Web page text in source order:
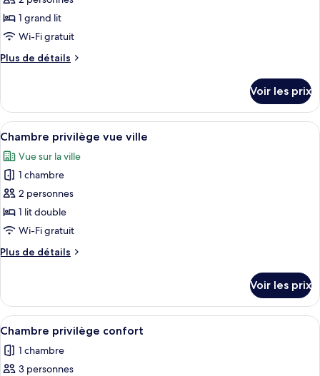
patio
pour
ce
type
de
Chambre
supérieure
vue
patio
1 grand lit
Wi-Fi gratuit
Plus de détails
Plus
le
type
de
Chambre
supérieure
patio
Voir les prix
Afficher
toutes
les
photos
pour
ce
type
chambre :
vue
ville
Une chambre d’hôtel avec un lit,
3
Chambre privilège vue ville
Vue sur la ville
1 chambre
2 personnes
1 lit double
Wi-Fi gratuit
Plus de détails
Plus
le
type
de
Chambre
privilège
Voir les prix
Afficher
toutes
les
photos
Une chambre d’hôtel équipée d’un
3
Chambre privilège confort
1 chambre
3 personnes